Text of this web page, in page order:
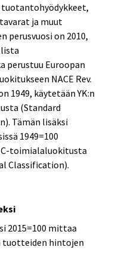
ja muut
perusvuosi on 2010,
perustuu Euroopan
NACE Rev.
1949, käytetään YK:n
(Standard
Tämän lisäksi
1949=100
toimialaluokitusta
Classification).
2015=100 mittaa
hintojen